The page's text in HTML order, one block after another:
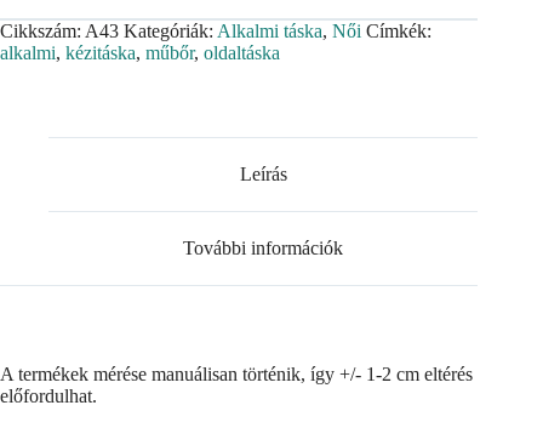
Cikkszám: A43 Kategóriák: Alkalmi táska, Női Címkék:
alkalmi, kézitáska, műbőr, oldaltáska
Leírás
További információk
A termékek mérése manuálisan történik, így +/- 1-2 cm eltérés
előfordulhat.